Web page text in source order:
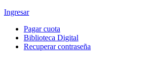
Ingresar
Pagar cuota
Biblioteca Digital
Recuperar contraseña